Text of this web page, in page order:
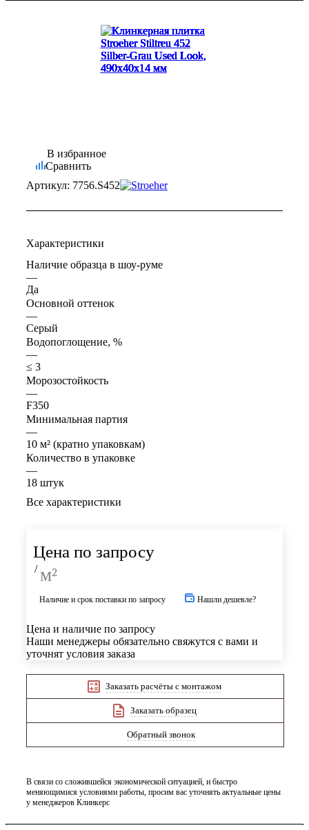
В избранное
Сравнить
Артикул: 7756.S452
Характеристики
Наличие образца в шоу-руме
—
Да
Основной оттенок
—
Серый
Водопоглощение, %
—
≤ 3
Морозостойкость
—
F350
Минимальная партия
—
10 м² (кратно упаковкам)
Количество в упаковке
—
18 штук
Все характеристики
Цена по запросу
/ м²
Наличие и срок поставки по запросу Нашли дешевле?
Цена и наличие по запросу
Наши менеджеры обязательно свяжутся с вами и
уточнят условия заказа
Заказать расчёты с монтажом
Заказать образец
Обратный звонок
В связи со сложившейся экономической ситуацией, и быстро
меняющимися условиями работы, просим вас уточнять актуальные цены
у менеджеров Клинкерс